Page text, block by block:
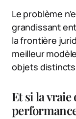
Le problème
grandissant
la frontière
meilleur
objets
Et si la vraie